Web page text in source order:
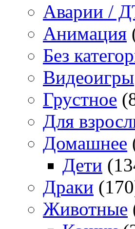
Аварии /
Анимация
Без
Видеоигры
Грустное
Для
Домашнее
Дети
Драки
Животные